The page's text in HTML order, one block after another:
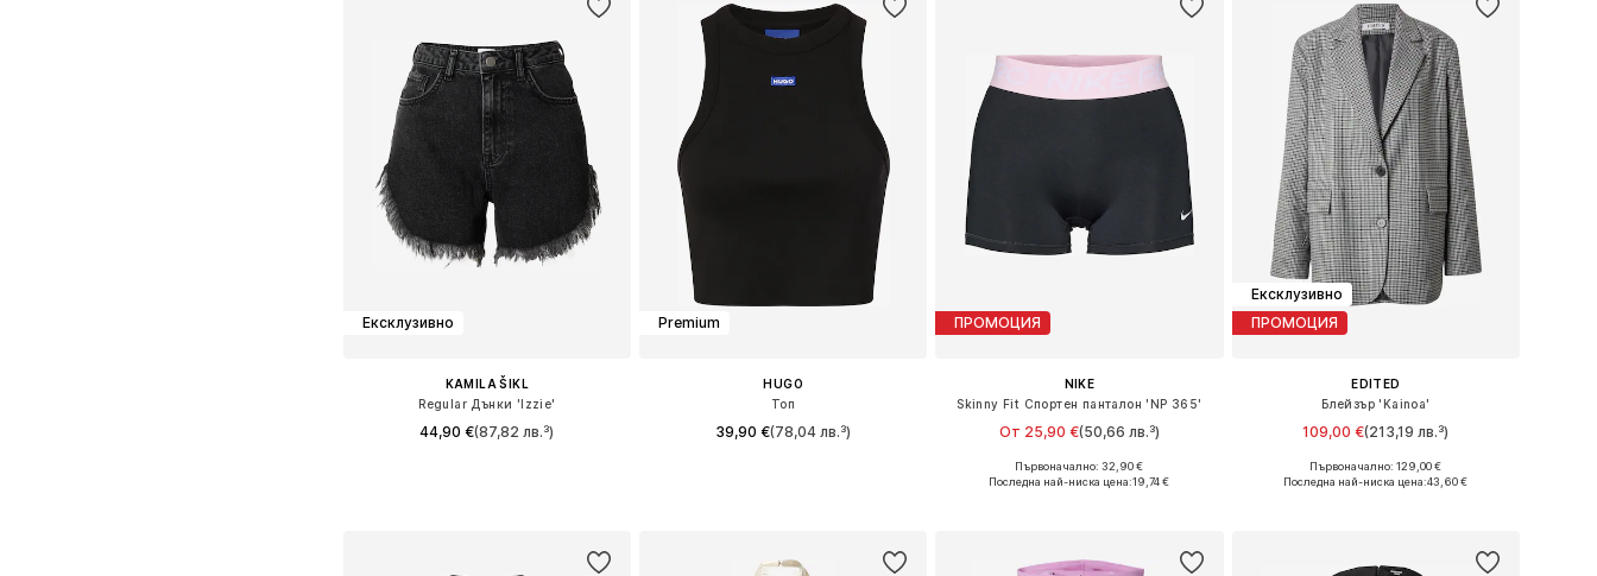
Ексклузивно
KAMILA ŠIKL
Regular Дънки 'Izzie'
44,90 €(87,82 лв.³)
Premium
HUGO
Топ
39,90 €(78,04 лв.³)
ПРОМОЦИЯ
NIKE
Skinny Fit Спортен панталон 'NP 365'
От 25,90 €(50,66 лв.³)
+4
Налични размери: XS, S, M, L
Първоначално: 32,90 €
Последна най-ниска цена:19,74 €
Ексклузивно
ПРОМОЦИЯ
EDITED
Блейзър 'Kainoa'
109,00 €(213,19 лв.³)
Налични размери: 34, 36, 38, 40
Първоначално: 129,00 €
Последна най-ниска цена:43,60 €